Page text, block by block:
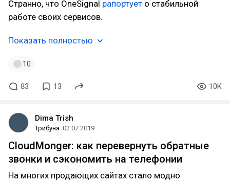
Странно, что OneSignal рапортует о стабильной
работе своих сервисов.
Показать полностью
10
83 13 10K
Dima Trish
Трибуна 02.07.2019
CloudMonger: как перевернуть обратные
звонки и сэкономить на телефонии
На многих продающих сайтах стало модно